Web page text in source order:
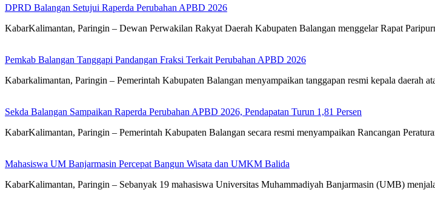
DPRD Balangan Setujui Raperda Perubahan APBD 2026
KabarKalimantan, Paringin – Dewan Perwakilan Rakyat Daerah Kabupaten Balangan menggelar Rapat
Pemkab Balangan Tanggapi Pandangan Fraksi Terkait Perubahan APBD 2026
Kabarkalimantan, Paringin – Pemerintah Kabupaten Balangan menyampaikan tanggapan resmi kepala daerah
Sekda Balangan Sampaikan Raperda Perubahan APBD 2026, Pendapatan Turun 1,81 Persen
KabarKalimantan, Paringin – Pemerintah Kabupaten Balangan secara resmi menyampaikan Rancangan
Mahasiswa UM Banjarmasin Percepat Bangun Wisata dan UMKM Balida
KabarKalimantan, Paringin – Sebanyak 19 mahasiswa Universitas Muhammadiyah Banjarmasin (UMB)